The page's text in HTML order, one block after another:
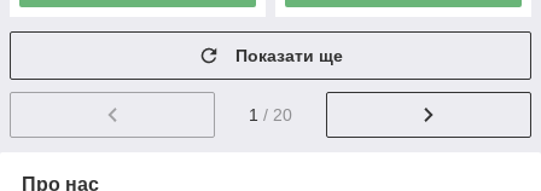
Показати ще
1 / 20
Про нас